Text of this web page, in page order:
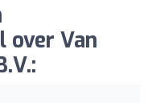
over Van